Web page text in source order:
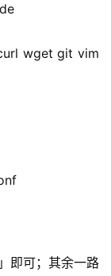
wget git vim
即可；其余一路